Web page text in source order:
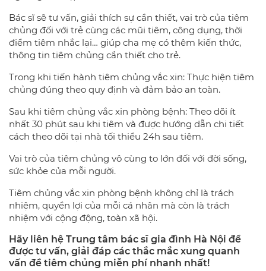
Bác sĩ sẽ tư vấn, giải thích sự cần thiết, vai trò của tiêm
chủng đối với trẻ cùng các mũi tiêm, công dụng, thời
điểm tiêm nhắc lại… giúp cha mẹ có thêm kiến thức,
thông tin tiêm chủng cần thiết cho trẻ.
Trong khi tiến hành tiêm chủng vắc xin: Thực hiện tiêm
chủng đúng theo quy định và đảm bảo an toàn.
Sau khi tiêm chủng vắc xin phòng bệnh: Theo dõi ít
nhất 30 phút sau khi tiêm và được hướng dẫn chi tiết
cách theo dõi tại nhà tối thiểu 24h sau tiêm.
Vai trò của tiêm chủng vô cùng to lớn đối với đời sống,
sức khỏe của mỗi người.
Tiêm chủng vắc xin phòng bệnh không chỉ là trách
nhiệm, quyền lợi của mỗi cá nhân mà còn là trách
nhiệm với cộng động, toàn xã hội.
Hãy liên hệ Trung tâm bác sĩ gia đình Hà Nội để
được tư vấn, giải đáp các thắc mắc xung quanh
vấn đề tiêm chủng miễn phí nhanh nhất!